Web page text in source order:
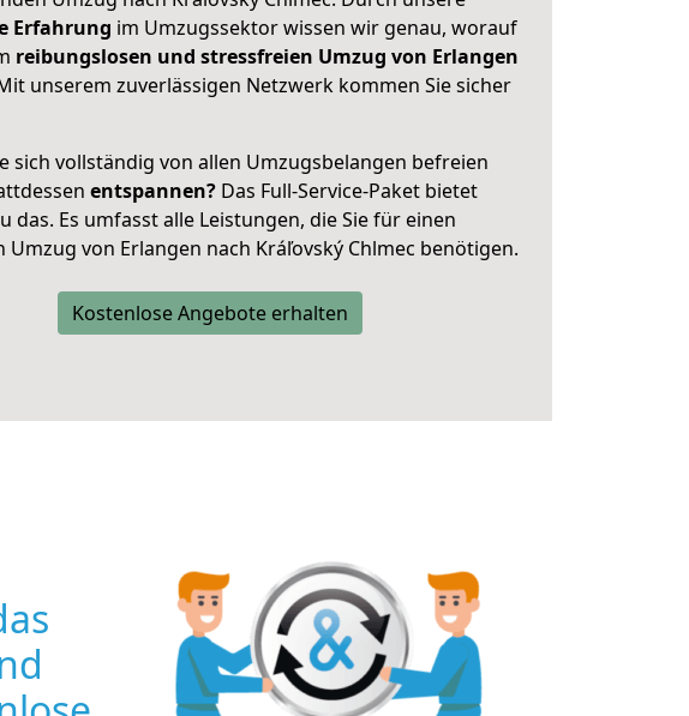
Erfahrung im Umzugssektor wissen wir genau, worauf
reibungslosen und stressfreien Umzug von Erlangen
unserem zuverlässigen Netzwerk kommen Sie sicher
sich vollständig von allen Umzugsbelangen befreien
entspannen? Das Full-Service-Paket bietet
das. Es umfasst alle Leistungen, die Sie für einen
Umzug von Erlangen nach Kráľovský Chlmec benötigen.
Kostenlose Angebote erhalten